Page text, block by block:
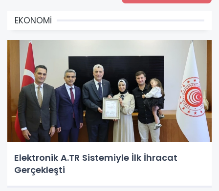
EKONOMİ
Elektronik A.TR Sistemiyle İlk İhracat
Gerçekleşti